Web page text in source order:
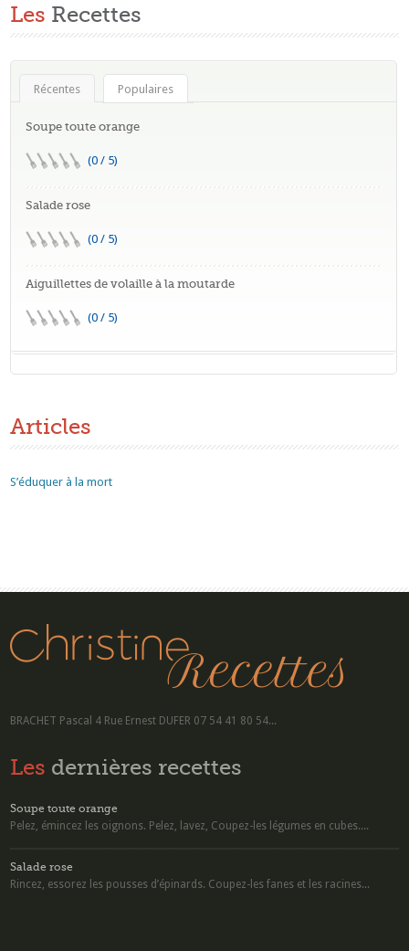
Les Recettes
Récentes Populaires
Soupe toute orange
(0 / 5)
Salade rose
(0 / 5)
Aiguillettes de volaille à la moutarde
(0 / 5)
Articles
S’éduquer à la mort
BRACHET Pascal 4 Rue Ernest DUFER 07 54 41 80 54...
Les dernières recettes
Soupe toute orange
Pelez, émincez les oignons. Pelez, lavez, Coupez-les légumes en cubes....
Salade rose
Rincez, essorez les pousses d’épinards. Coupez-les fanes et les racines...